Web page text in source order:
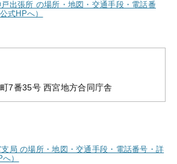
出張所 の場所・地図・交通手段・電話番
式HPへ）
7番35号 西宮地方合同庁舎
局 の場所・地図・交通手段・電話番号・詳
）